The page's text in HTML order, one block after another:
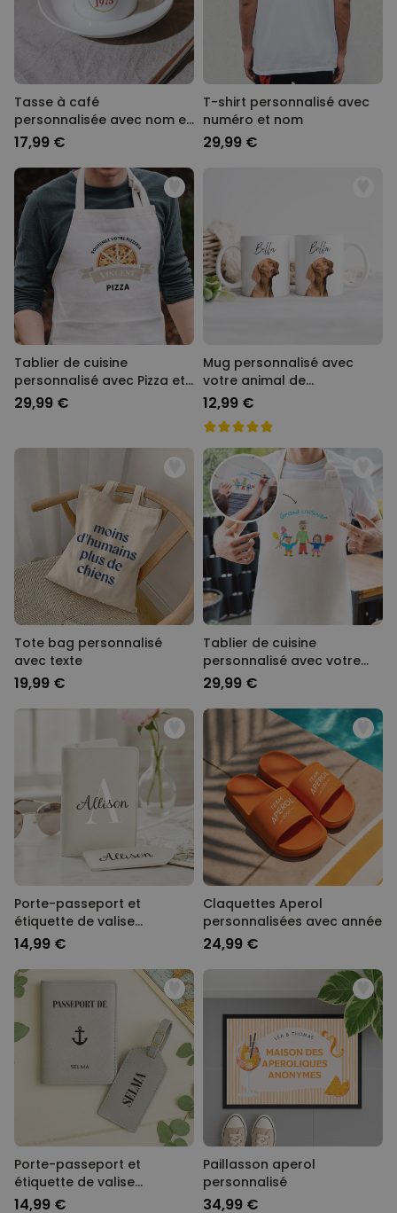
Tasse à café
personnalisée avec nom et
année
17,99 €
T-shirt personnalisé avec
numéro et nom
29,99 €
Tablier de cuisine
personnalisé avec Pizza et
nom
29,99 €
Mug personnalisé avec
votre animal de
compagnie
12,99 €
Tote bag personnalisé
avec texte
19,99 €
Tablier de cuisine
personnalisé avec votre
dessin
29,99 €
Porte-passeport et
étiquette de valise
personnalisés avec
14,99 €
Claquettes Aperol
personnalisées avec année
24,99 €
Porte-passeport et
étiquette de valise
personnalisés avec
14,99 €
Paillasson aperol
personnalisé
34,99 €